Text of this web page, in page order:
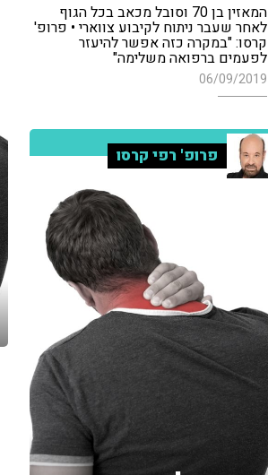
המאזין בן 70 וסובל מכאב בכל הגוף
לאחר שעבר ניתוח לקיבוע צווארי • פרופ'
קרסו: "במקרה כזה אפשר להיעזר
לפעמים ברפואה משלימה"
06/09/2019
פרופ' רפי קרסו